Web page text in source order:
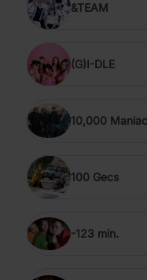
&TEAM
(G)I-DLE
10,000
100 Gecs
-123 min.